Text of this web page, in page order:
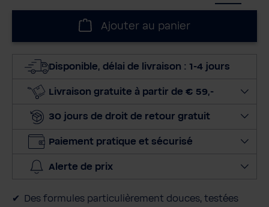
c
o
n
r
Ajouter au panier
Disponible, délai de livraison : 1-4 jours
Livraison gratuite à partir de € 59,-
30 jours de droit de retour gratuit
Paiement pratique et sécurisé
Alerte de prix
Des formules particulièrement douces, testées